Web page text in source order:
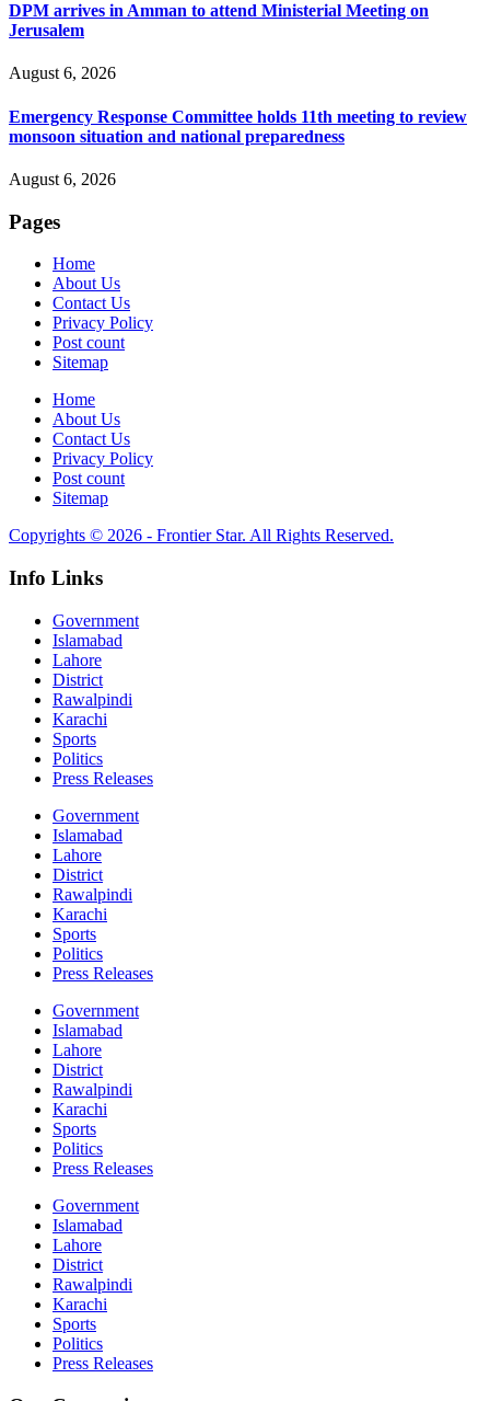
DPM arrives in Amman to attend Ministerial Meeting on
Jerusalem
August 6, 2026
Emergency Response Committee holds 11th meeting to review
monsoon situation and national preparedness
August 6, 2026
Pages
Home
About Us
Contact Us
Privacy Policy
Post count
Sitemap
Home
About Us
Contact Us
Privacy Policy
Post count
Sitemap
Copyrights © 2026 - Frontier Star. All Rights Reserved.
Info Links
Government
Islamabad
Lahore
District
Rawalpindi
Karachi
Sports
Politics
Press Releases
Government
Islamabad
Lahore
District
Rawalpindi
Karachi
Sports
Politics
Press Releases
Government
Islamabad
Lahore
District
Rawalpindi
Karachi
Sports
Politics
Press Releases
Government
Islamabad
Lahore
District
Rawalpindi
Karachi
Sports
Politics
Press Releases